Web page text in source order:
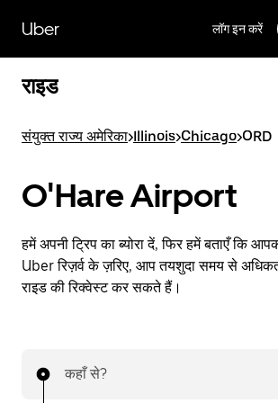
सामग्री
पर
Uber लॉग इन करें
राइड
संयुक्त राज्य अमेरिका>Illinois>Chicago>ORD
O'Hare Airport
हमें अपनी ट्रिप का ब्योरा दें, फिर हमें बताएँ कि
Uber रिज़र्व के ज़रिए, आप तयशुदा समय से
राइड की रिक्वेस्ट कर सकते हैं।
कहाँ से?